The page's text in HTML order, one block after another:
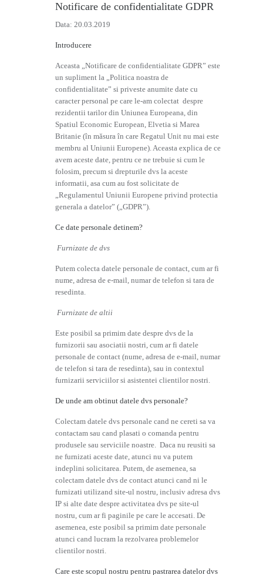
Notificare de confidentialitate GDPR
Data: 20.03.2019
Introducere
Aceasta „Notificare de confidentialitate GDPR” este
un supliment la „Politica noastra de
confidentialitate” si priveste anumite date cu
caracter personal pe care le-am colectat despre
rezidentii tarilor din Uniunea Europeana, din
Spatiul Economic European, Elvetia si Marea
Britanie (în măsura în care Regatul Unit nu mai este
membru al Uniunii Europene). Aceasta explica de ce
avem aceste date, pentru ce ne trebuie si cum le
folosim, precum si drepturile dvs la aceste
informatii, asa cum au fost solicitate de
„Regulamentul Uniunii Europene privind protectia
generala a datelor” („GDPR”).
Ce date personale detinem?
Furnizate de dvs
Putem colecta datele personale de contact, cum ar fi
nume, adresa de e-mail, numar de telefon si tara de
resedinta.
Furnizate de altii
Este posibil sa primim date despre dvs de la
furnizorii sau asociatii nostri, cum ar fi datele
personale de contact (nume, adresa de e-mail, numar
de telefon si tara de resedinta), sau in contextul
furnizarii serviciilor si asistentei clientilor nostri.
De unde am obtinut datele dvs personale?
Colectam datele dvs personale cand ne cereti sa va
contactam sau cand plasati o comanda pentru
produsele sau serviciile noastre. Daca nu reusiti sa
ne furnizati aceste date, atunci nu va putem
indeplini solicitarea. Putem, de asemenea, sa
colectam datele dvs de contact atunci cand ni le
furnizati utilizand site-ul nostru, inclusiv adresa dvs
IP si alte date despre activitatea dvs pe site-ul
nostru, cum ar fi paginile pe care le accesati. De
asemenea, este posibil sa primim date personale
atunci cand lucram la rezolvarea problemelor
clientilor nostri.
Care este scopul nostru pentru pastrarea datelor dvs